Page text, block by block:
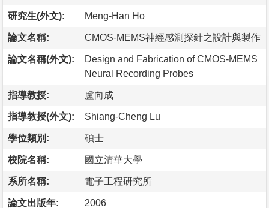
研究生(外文): Meng-Han Ho
論文名稱: CMOS-MEMS神經感測探針之設計與製作
論文名稱(外文):
Design and Fabrication of CMOS-MEMS
Neural Recording Probes
指導教授: 盧向成
指導教授(外文): Shiang-Cheng Lu
學位類別: 碩士
校院名稱: 國立清華大學
系所名稱: 電子工程研究所
論文出版年: 2006